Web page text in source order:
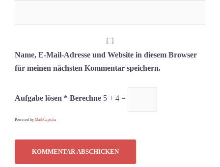
Name, E-Mail-Adresse und Website in diesem Browser
für meinen nächsten Kommentar speichern.
Aufgabe lösen * Berechne 5 + 4 =
Powered by MathCaptcha